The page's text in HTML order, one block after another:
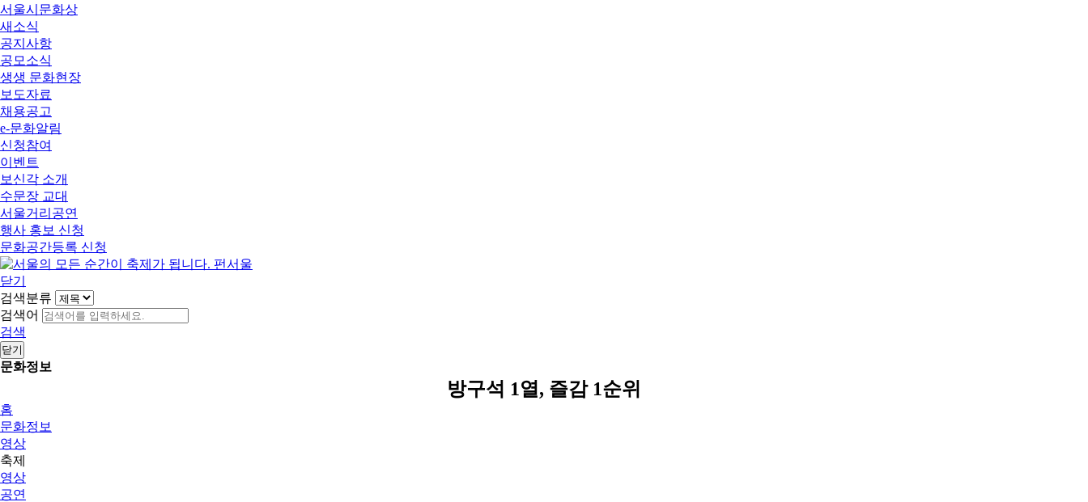
서울시문화상
새소식
공지사항
공모소식
생생 문화현장
보도자료
채용공고
e-문화알림
신청참여
이벤트
보신각 소개
수문장 교대
서울거리공연
행사 홍보 신청
문화공간등록 신청
닫기
검색분류
검색어
검색
닫기
문화정보
방구석 1열, 즐감 1순위
홈
문화정보
영상
축제
영상
공연